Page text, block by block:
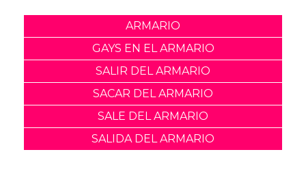
ARMARIO
GAYS EN EL ARMARIO
SALIR DEL ARMARIO
SACAR DEL ARMARIO
SALE DEL ARMARIO
SALIDA DEL ARMARIO